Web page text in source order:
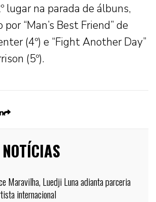
lugar na parada de álbuns,
“Man’s Best Friend” de
(4º) e “Fight Another Day”
(5º).
Maravilha, Luedji Luna adianta parceria
internacional